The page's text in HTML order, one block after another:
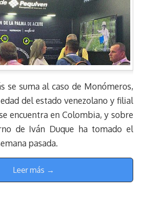
se suma al caso de Monómeros,
del estado venezolano y filial
encuentra en Colombia, y sobre
de Iván Duque ha tomado el
pasada.
Leer más →